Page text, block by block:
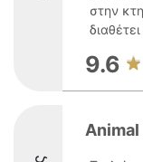
στην
9.6